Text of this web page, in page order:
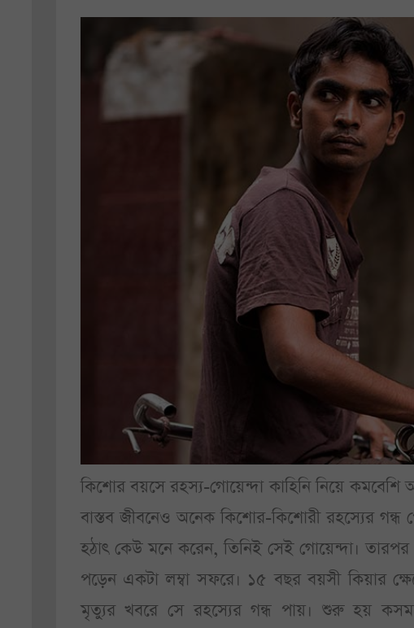
কিশোর বয়সে রহস্য-গোয়েন্দা কাহিনি নিয়ে
বাস্তব জীবনেও অনেক কিশোর-কিশোরী রহস্যের
হঠাৎ কেউ মনে করেন, তিনিই সেই গোয়েন্দা।
পড়েন একটা লম্বা সফরে। ১৫ বছর বয়সী কিয়ার
মৃত্যুর খবরে সে রহস্যের গন্ধ পায়। শুরু হয়